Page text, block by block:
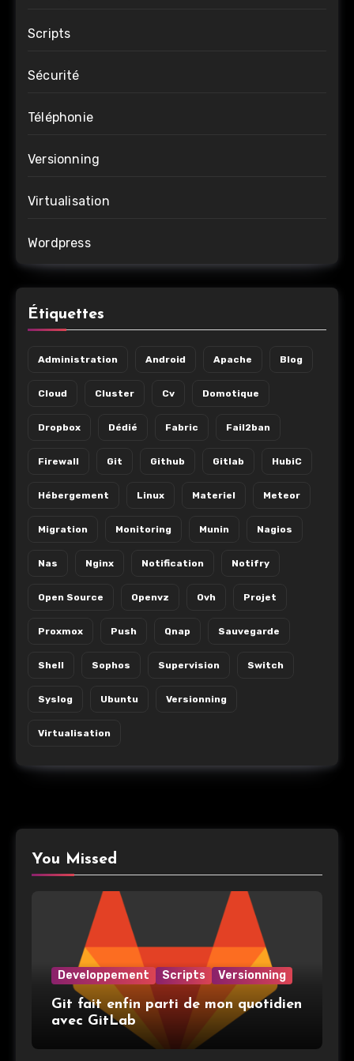
Scripts
Sécurité
Téléphonie
Versionning
Virtualisation
Wordpress
Étiquettes
Administration Android Apache Blog
Cloud Cluster Cv Domotique
Dropbox Dédié Fabric Fail2ban
Firewall Git Github Gitlab HubiC
Hébergement Linux Materiel Meteor
Migration Monitoring Munin Nagios
Nas Nginx Notification Notifry
Open Source Openvz Ovh Projet
Proxmox Push Qnap Sauvegarde
Shell Sophos Supervision Switch
Syslog Ubuntu Versionning
Virtualisation
You Missed
Developpement Scripts Versionning
Git fait enfin parti de mon quotidien
avec GitLab